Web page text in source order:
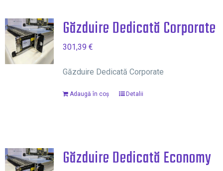
Găzduire Dedicată Corporate
301,39 €
Găzduire Dedicată Corporate
Adaugă în coș Detalii
Găzduire Dedicată Economy